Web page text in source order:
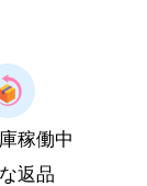
稼働中
返品